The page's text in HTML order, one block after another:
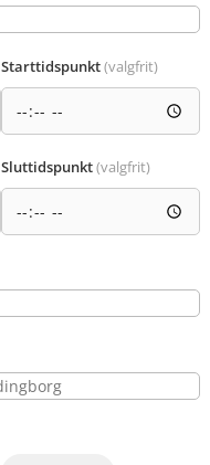
Starttidspunkt(valgfrit)
Sluttidspunkt(valgfrit)